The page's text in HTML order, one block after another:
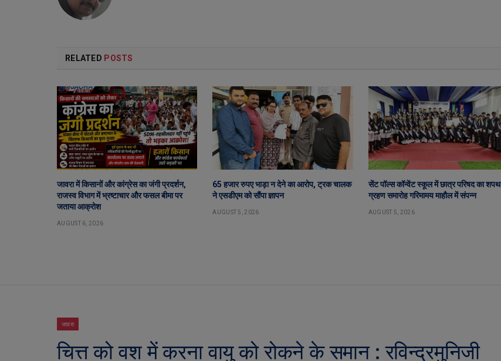
RELATED POSTS
जावरा में किसानों और कांग्रेस का जंगी प्रदर्शन,
राजस्व विभाग में भ्रष्टाचार और फसल बीमा पर
जताया आक्रोश
AUGUST 6, 2026
65 हजार रुपए भाड़ा न देने का आरोप, ट्रक चालक
ने एसडीएम को सौंपा ज्ञापन
AUGUST 5, 2026
सेंट पॉल्स कॉन्वेंट स्कूल में छात्र परिषद का शपथ
ग्रहण समारोह गरिमामय माहौल में संपन्न
AUGUST 5, 2026
जावरा
चित्त को वश में करना वायु को रोकने के समान : रविन्द्रमुनिजी